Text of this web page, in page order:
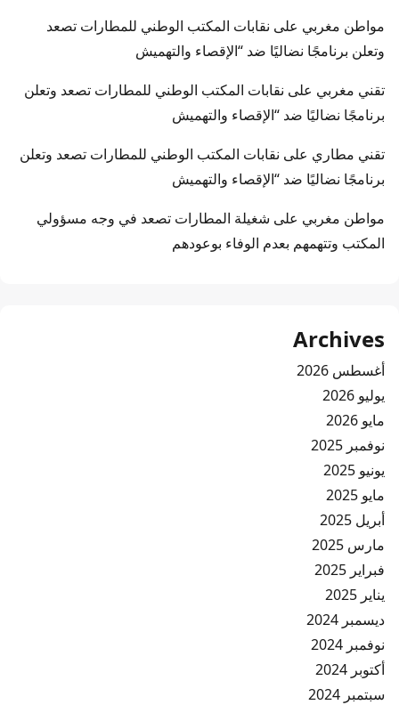
مواطن مغربي على نقابات المكتب الوطني للمطارات تصعد
وتعلن برنامجًا نضاليًا ضد “الإقصاء والتهميش
تقني مغربي على نقابات المكتب الوطني للمطارات تصعد وتعلن
برنامجًا نضاليًا ضد “الإقصاء والتهميش
تقني مطاري على نقابات المكتب الوطني للمطارات تصعد وتعلن
برنامجًا نضاليًا ضد “الإقصاء والتهميش
مواطن مغربي على شغيلة المطارات تصعد في وجه مسؤولي
المكتب وتتهمهم بعدم الوفاء بوعودهم
Archives
أغسطس 2026
يوليو 2026
مايو 2026
نوفمبر 2025
يونيو 2025
مايو 2025
أبريل 2025
مارس 2025
فبراير 2025
يناير 2025
ديسمبر 2024
نوفمبر 2024
أكتوبر 2024
سبتمبر 2024